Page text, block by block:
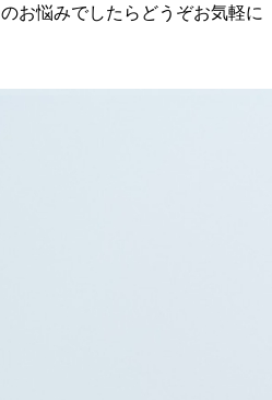
お悩みでしたらどうぞお気軽に